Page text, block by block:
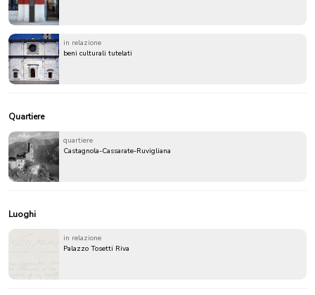
in relazione
beni culturali tutelati
Quartiere
quartiere
Castagnola-Cassarate-Ruvigliana
Luoghi
in relazione
Palazzo Tosetti Riva